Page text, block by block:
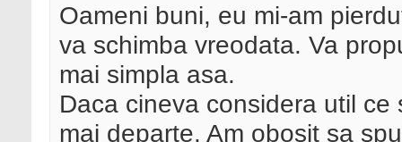
Oameni buni, eu mi-am
va schimba vreodata. Va
mai simpla asa.
Daca cineva considera util
mai departe. Am obosit sa